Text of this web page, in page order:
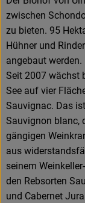
zwischen
zu bieten. 95
Hühner und
angebaut werden.
Seit 2007 wächst
See auf vier
Sauvignac. Das
Sauvignon blanc,
gängigen
aus
seinem
den Rebsorten
und Cabernet